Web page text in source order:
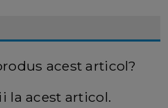
acest articol?
la acest articol.